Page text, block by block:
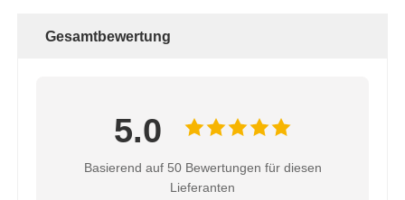
Gesamtbewertung
5.0
Basierend auf 50 Bewertungen für diesen
Lieferanten